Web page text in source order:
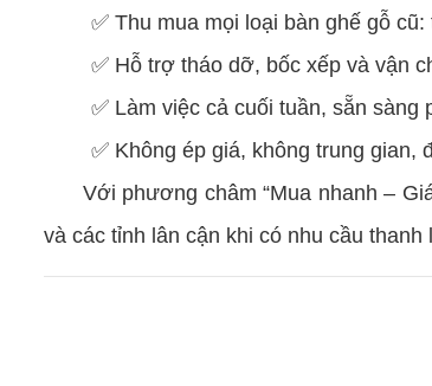
✅ Thu mua mọi loại bàn ghế gỗ
✅ Hỗ trợ tháo dỡ, bốc xếp và vận
✅ Làm việc cả cuối tuần, sẵn
✅ Không ép giá, không trung
Với phương châm “Mua nhanh – Giá
và các tỉnh lân cận khi có nhu cầu